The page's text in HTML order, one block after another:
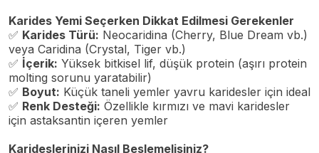
Karides Yemi Seçerken Dikkat Edilmesi Gerekenler
✅ Karides Türü: Neocaridina (Cherry, Blue Dream vb.)
veya Caridina (Crystal, Tiger vb.)
✅ İçerik: Yüksek bitkisel lif, düşük protein (aşırı protein
molting sorunu yaratabilir)
✅ Boyut: Küçük taneli yemler yavru karidesler için ideal
✅ Renk Desteği: Özellikle kırmızı ve mavi karidesler
için astaksantin içeren yemler
Karideslerinizi Nasıl Beslemelisiniz?